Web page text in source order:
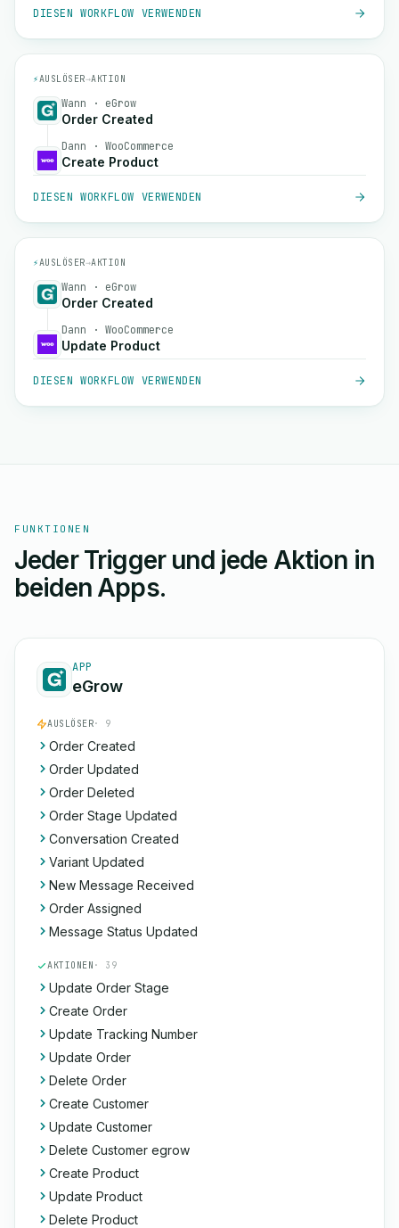
DIESEN WORKFLOW VERWENDEN
⚡AUSLÖSER→AKTION
Wann · eGrow
Order Created
Dann · WooCommerce
Create Product
DIESEN WORKFLOW VERWENDEN
⚡AUSLÖSER→AKTION
Wann · eGrow
Order Created
Dann · WooCommerce
Update Product
DIESEN WORKFLOW VERWENDEN
FUNKTIONEN
Jeder Trigger und jede Aktion in
beiden Apps.
APP
eGrow
AUSLÖSER· 9
Order Created
Order Updated
Order Deleted
Order Stage Updated
Conversation Created
Variant Updated
New Message Received
Order Assigned
Message Status Updated
AKTIONEN · 39
Update Order Stage
Create Order
Update Tracking Number
Update Order
Delete Order
Create Customer
Update Customer
Delete Customer egrow
Create Product
Update Product
Delete Product